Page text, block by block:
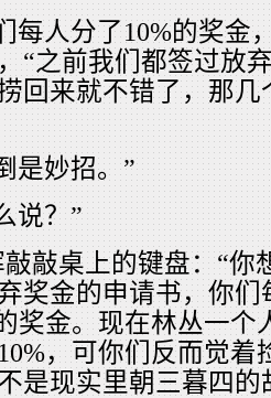
每人分了10%的奖金
“之前我们都签过放
回来就不错了，那
是妙招。”
说？”
敲敲桌上的键盘：“你
奖金的申请书，你
奖金。现在林丛一个
，可你们反而觉着
是现实里朝三暮四的